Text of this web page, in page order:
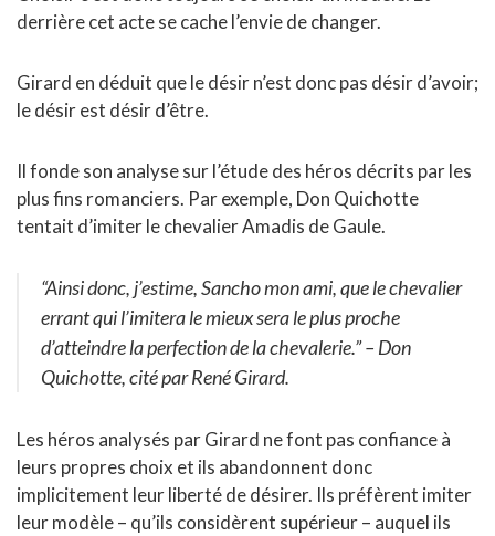
derrière cet acte se cache l’envie de changer.
Girard en déduit que le désir n’est donc pas désir d’avoir;
le désir est désir d’être.
Il fonde son analyse sur l’étude des héros décrits par les
plus fins romanciers. Par exemple, Don Quichotte
tentait d’imiter le chevalier Amadis de Gaule.
“Ainsi donc, j’estime, Sancho mon ami, que le chevalier
errant qui l’imitera le mieux sera le plus proche
d’atteindre la perfection de la chevalerie.”– Don
Quichotte, cité par René Girard.
Les héros analysés par Girard ne font pas confiance à
leurs propres choix et ils abandonnent donc
implicitement leur liberté de désirer. Ils préfèrent imiter
leur modèle – qu’ils considèrent supérieur – auquel ils